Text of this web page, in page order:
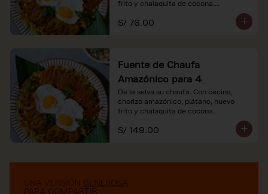
frito y chalaquita de cocona.
*Imágenes referenciales.
*Nuestros precios están expresados en
S/ 76.00
Fuente de Chaufa
Amazónico para 4
De la selva su chaufa. Con cecina,
chorizo amazónico, plátano, huevo
frito y chalaquita de cocona.
S/ 149.00